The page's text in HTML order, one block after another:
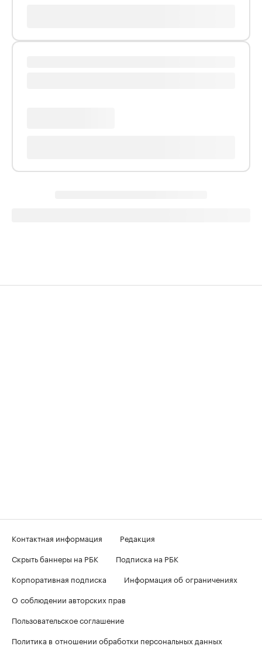
Контактная информация
Редакция
Скрыть баннеры на РБК
Подписка на РБК
Корпоративная подписка
Информация об ограничениях
О соблюдении авторских прав
Пользовательское соглашение
Политика в отношении обработки персональных данных